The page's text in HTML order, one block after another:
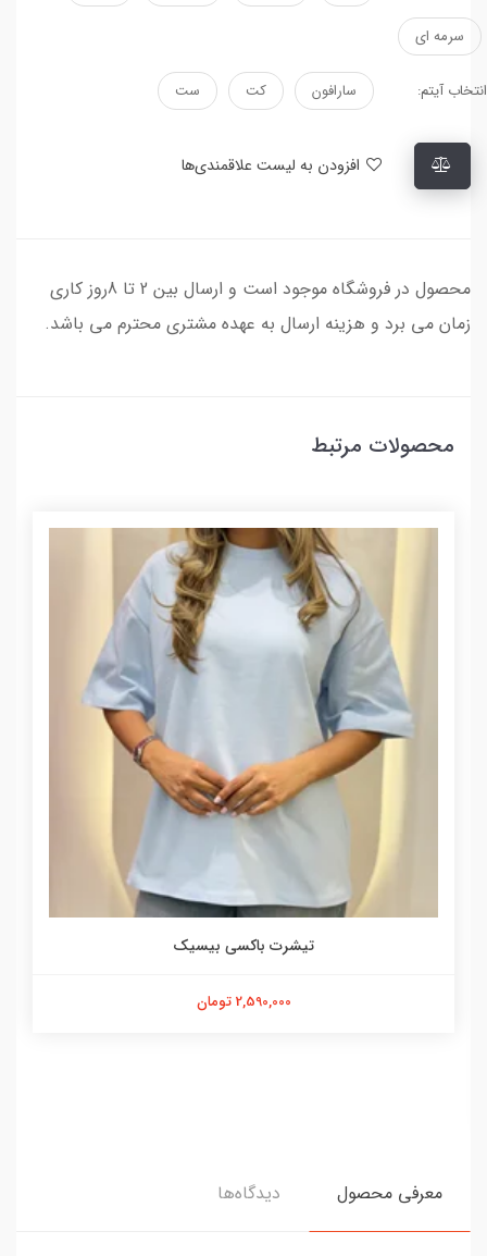
سرمه ای
انتخاب آیتم: سارافون کت ست
محصول در فروشگاه موجود است و ارسال بین 2 تا 8روز کاری
زمان می برد و هزینه ارسال به عهده مشتری محترم می باشد.
محصولات مرتبط
تیشرت باکسی بیسیک
2,590,000 تومان
معرفی محصول دیدگاه‌ها